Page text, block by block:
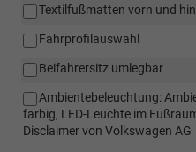
Textilfußmatten vorn und
Fahrprofilauswahl
Beifahrersitz umlegbar
Ambientebeleuchtung:
farbig, LED-Leuchte im
Disclaimer von Volkswagen AG